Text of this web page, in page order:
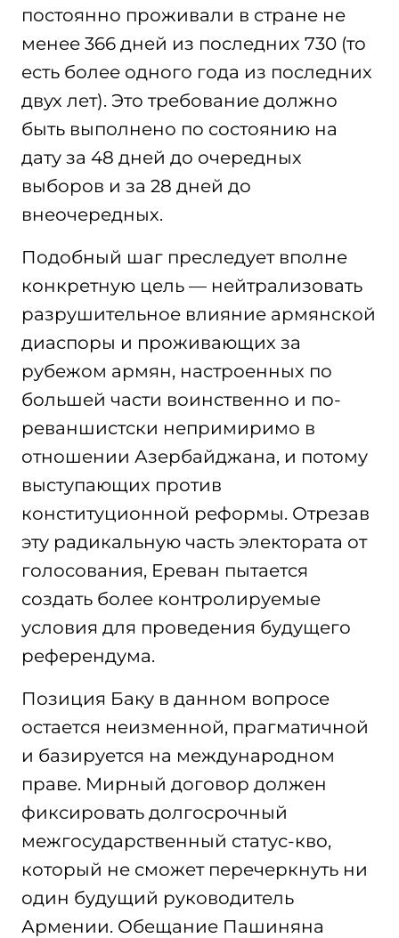
постоянно проживали в стране не
менее 366 дней из последних 730 (то
есть более одного года из последних
двух лет). Это требование должно
быть выполнено по состоянию на
дату за 48 дней до очередных
выборов и за 28 дней до
внеочередных.
Подобный шаг преследует вполне
конкретную цель — нейтрализовать
разрушительное влияние армянской
диаспоры и проживающих за
рубежом армян, настроенных по
большей части воинственно и по-
реваншистски непримиримо в
отношении Азербайджана, и потому
выступающих против
конституционной реформы. Отрезав
эту радикальную часть электората от
голосования, Ереван пытается
создать более контролируемые
условия для проведения будущего
референдума.
Позиция Баку в данном вопросе
остается неизменной, прагматичной
и базируется на международном
праве. Мирный договор должен
фиксировать долгосрочный
межгосударственный статус-кво,
который не сможет перечеркнуть ни
один будущий руководитель
Армении. Обещание Пашиняна